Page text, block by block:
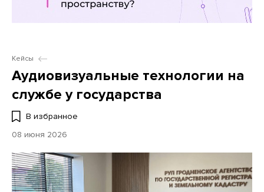
Кейсы
Аудиовизуальные технологии на
службе у государства
В избранное
08 июня 2026